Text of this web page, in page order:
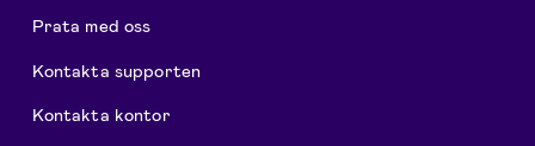
Prata med oss
Kontakta supporten
Kontakta kontor